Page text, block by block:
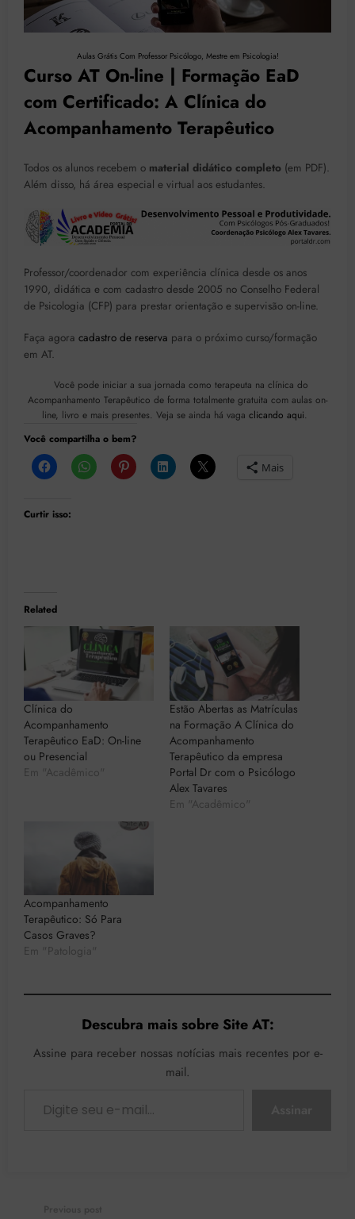
Aulas Grátis Com Professor Psicólogo, Mestre em Psicologia!
Curso AT On-line | Formação EaD
com Certificado: A Clínica do
Acompanhamento Terapêutico
Todos os alunos recebem o material didático completo (em PDF).
Além disso, há área especial e virtual aos estudantes.
Professor/coordenador com experiência clínica desde os anos
1990, didática e com cadastro desde 2005 no Conselho Federal
de Psicologia (CFP) para prestar orientação e supervisão on-line.
Faça agora cadastro de reserva para o próximo curso/formação
em AT.
Você pode iniciar a sua jornada como terapeuta na clínica do
Acompanhamento Terapêutico de forma totalmente gratuita com aulas on-
line, livro e mais presentes. Veja se ainda há vaga clicando aqui.
Você compartilha o bem?
Mais
Curtir isso:
Related
Clínica do
Acompanhamento
Terapêutico EaD: On-line
ou Presencial
Em "Acadêmico"
Estão Abertas as Matrículas
na Formação A Clínica do
Acompanhamento
Terapêutico da empresa
Portal Dr com o Psicólogo
Alex Tavares
Em "Acadêmico"
Acompanhamento
Terapêutico: Só Para
Casos Graves?
Em "Patologia"
Descubra mais sobre Site AT:
Assine para receber nossas notícias mais recentes por e-
mail.